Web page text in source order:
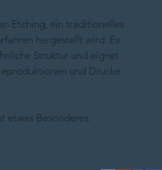
Etching, ein traditionelles
hergestellt wird. Es
Struktur und eignet
und Drucke
etwas Besonderes.